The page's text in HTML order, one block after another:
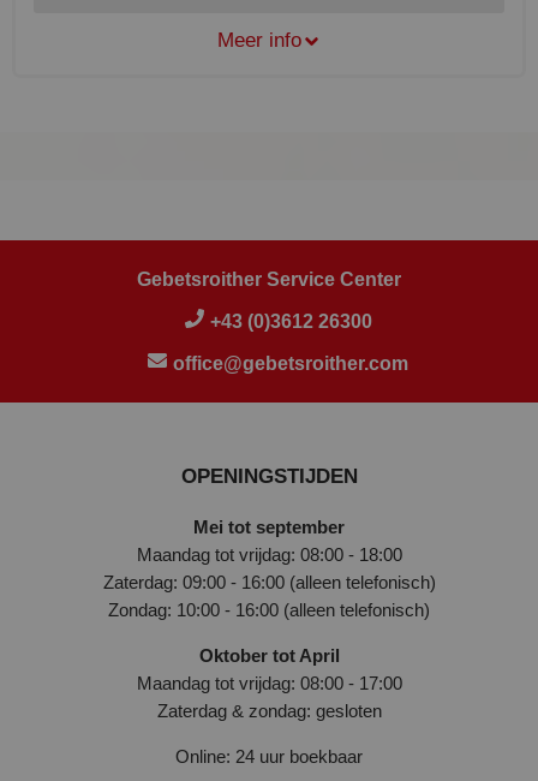
Meer info
Gebetsroither Service Center
+43 (0)3612 26300
office@gebetsroither.com
OPENINGSTIJDEN
Mei tot september
Maandag tot vrijdag: 08:00 - 18:00
Zaterdag: 09:00 - 16:00 (alleen telefonisch)
Zondag: 10:00 - 16:00 (alleen telefonisch)
Oktober tot April
Maandag tot vrijdag: 08:00 - 17:00
Zaterdag & zondag: gesloten
Online: 24 uur boekbaar